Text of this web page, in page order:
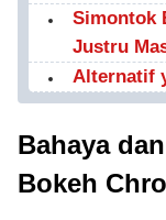
Simontok
Justru
Alternatif
Bahaya
Bokeh